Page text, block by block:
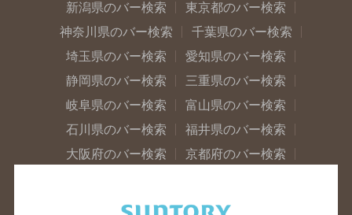
新潟県のバー検索
東京都のバー検索
神奈川県のバー検索
千葉県のバー検索
埼玉県のバー検索
愛知県のバー検索
静岡県のバー検索
三重県のバー検索
岐阜県のバー検索
富山県のバー検索
石川県のバー検索
福井県のバー検索
大阪府のバー検索
京都府のバー検索
滋賀県のバー検索
和歌山県のバー検索